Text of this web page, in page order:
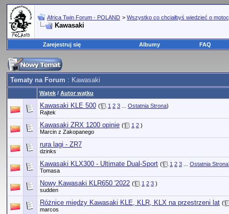
Africa Twin Forum - POLAND > Wszystko co chciałbyś wiedzieć o
Kawasaki
Zarejestruj się Albumy FAQ
Tematy na Forum : Kawasaki
Wątek / Autor wątku
Kawasaki KLE 500 ( 1 2 3 Ostatnia Strona)
Rajtek
Kawasaki ZRX 1200 opinie ( 1 2 )
Marcin z Zakopanego
rura lagi - ZR7
dzinks
Kawasaki KLX300 - Ultimate Dual-Sport ( 1 2 3 Ostatnia Strona
Tomasa
Nowy Kawasaki KLR650 '2022 ( 1 2 3 )
sudden
Różnice między Kawasaki KLE, KLR, KLX na przestrzeni lat (
marcos